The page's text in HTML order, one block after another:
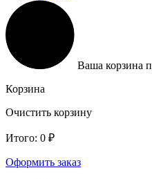
Ваша корзина
Корзина
Очистить корзину
Итого: 0 ₽
Оформить заказ